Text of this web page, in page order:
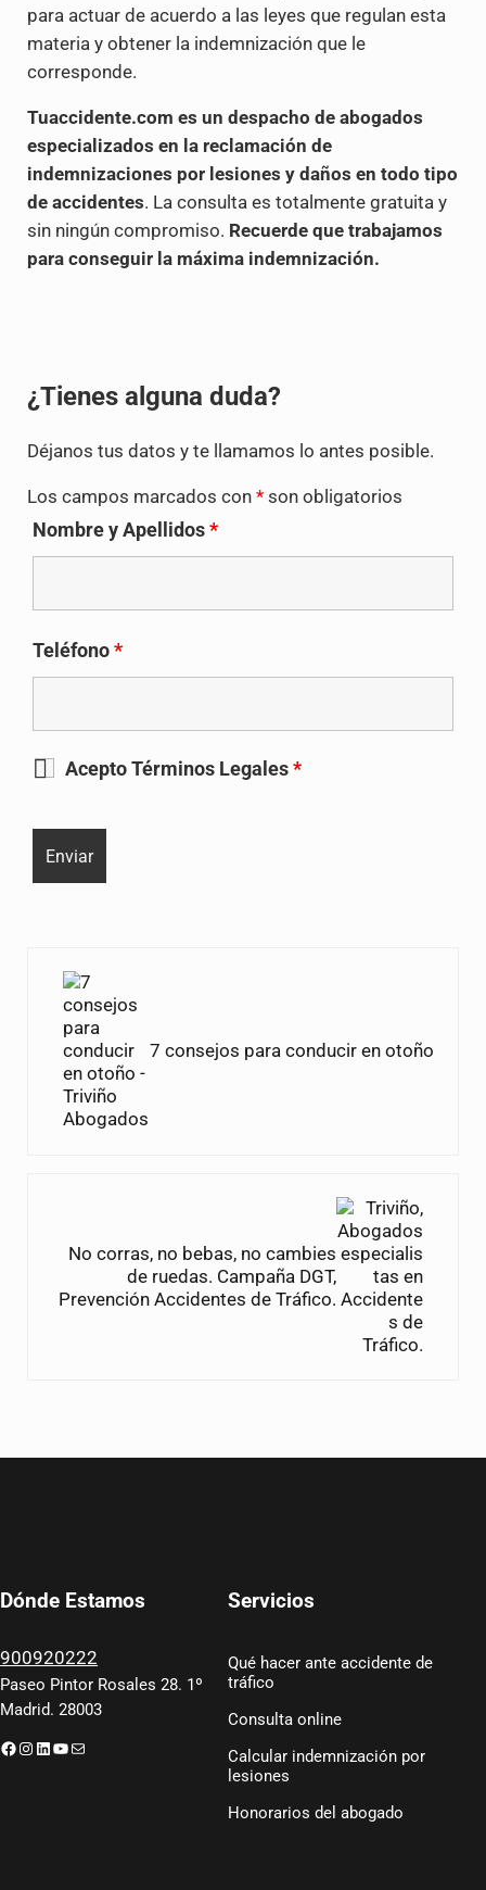
para actuar de acuerdo a las leyes que regulan esta
materia y obtener la indemnización que le
corresponde.
Tuaccidente.com es un despacho de abogados
especializados en la reclamación de
indemnizaciones por lesiones y daños en todo tipo
de accidentes. La consulta es totalmente gratuita y
sin ningún compromiso. Recuerde que trabajamos
para conseguir la máxima indemnización.
¿Tienes alguna duda?
Déjanos tus datos y te llamamos lo antes posible.
Los campos marcados con *son obligatorios
Nombre y Apellidos*
Teléfono*
Acepto Términos Legales*
7 consejos para conducir en otoño
No corras, no bebas, no cambies
de ruedas. Campaña DGT,
Prevención Accidentes de Tráfico.
Dónde Estamos
900920222
Paseo Pintor Rosales 28. 1º
Madrid. 28003
Facebook
Instagram
LinkedIn
YouTube
Correo electrónico
Servicios
Qué hacer ante accidente de
tráfico
Consulta online
Calcular indemnización por
lesiones
Honorarios del abogado